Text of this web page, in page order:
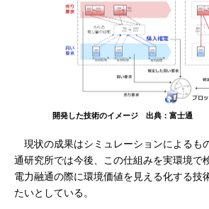
開発した技術のイメージ 出典：富士通
現状の成果はシミュレーションによるも
通研究所では今後、この仕組みを実環境で
電力融通の際に環境価値を見える化する技
たいとしている。